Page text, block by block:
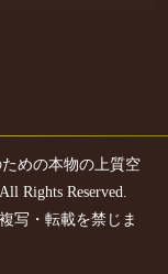
めの本物の上質空
Rights Reserved.
写・転載を禁じま